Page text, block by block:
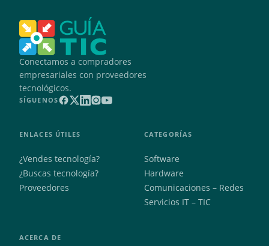
Conectamos a compradores
empresariales con proveedores
tecnológicos.
SÍGUENOS
ENLACES ÚTILES
¿Vendes tecnología?
¿Buscas tecnología?
Proveedores
CATEGORÍAS
Software
Hardware
Comunicaciones – Redes
Servicios IT – TIC
ACERCA DE